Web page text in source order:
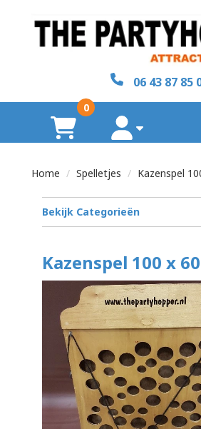
06 43 87 85
winkelwagen
0
account
sluiten
ons
Home Spelletjes Kazenspel
Bekijk Categorieën
Kazenspel 100 x